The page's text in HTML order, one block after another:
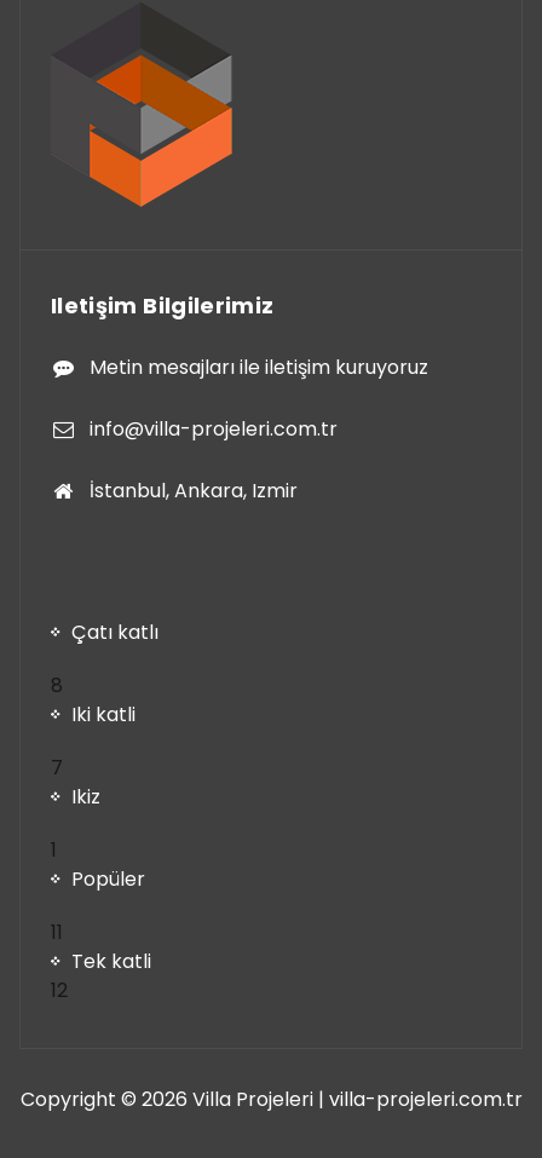
Iletişim Bilgilerimiz
Metin mesajları ile iletişim kuruyoruz
info@villa-projeleri.com.tr
İstanbul, Ankara, Izmir
Çatı katlı
8
ürün
Iki katli
7
ürün
Ikiz
1
ürün
Popüler
11
ürün
Tek katli
1212
Copyright © 2026 Villa Projeleri | villa-projeleri.com.tr